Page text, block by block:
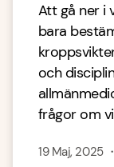
Att gå ner i
bara
och
frågor om
19 Maj, 2025・